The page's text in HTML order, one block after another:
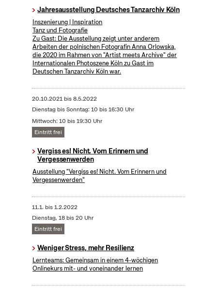
Jahresausstellung Deutsches Tanzarchiv Köln
Inszenierung | Inspiration
Tanz und Fotografie
Zu Gast: Die Ausstellung zeigt unter anderem
Arbeiten der polnischen Fotografin Anna Orlowska,
die 2020 im Rahmen von "Artist meets Archive" der
Internationalen Photoszene Köln zu Gast im
Deutschen Tanzarchiv Köln war.
20.10.2021bis8.5.2022
Dienstag bis Sonntag: 10 bis 16:30 Uhr
Mittwoch: 10 bis 19:30 Uhr
Eintritt frei
Vergiss es! Nicht. Vom Erinnern und
Vergessenwerden
Ausstellung "Vergiss es! Nicht. Vom Erinnern und
Vergessenwerden"
11.1. bis1.2.2022
Dienstag, 18 bis 20 Uhr
Eintritt frei
Weniger Stress, mehr Resilienz
Lernteams: Gemeinsam in einem 4-wöchigen
Onlinekurs mit- und voneinander lernen